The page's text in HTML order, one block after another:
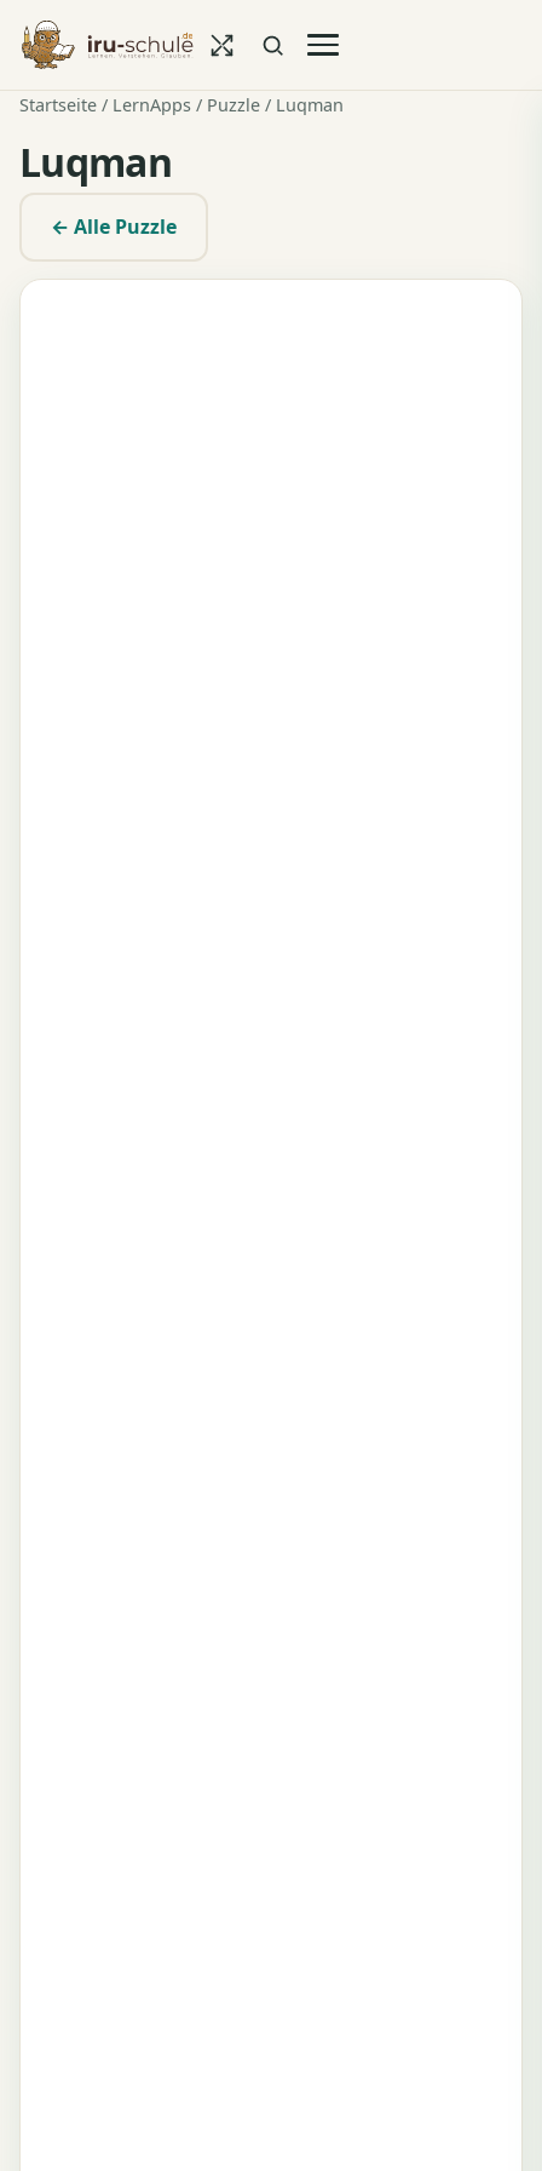
Startseite / LernApps / Puzzle / Luqman
Luqman
← Alle Puzzle